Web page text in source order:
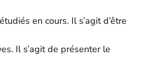
en cours. Il s’agit d’être
Il s’agit de présenter le